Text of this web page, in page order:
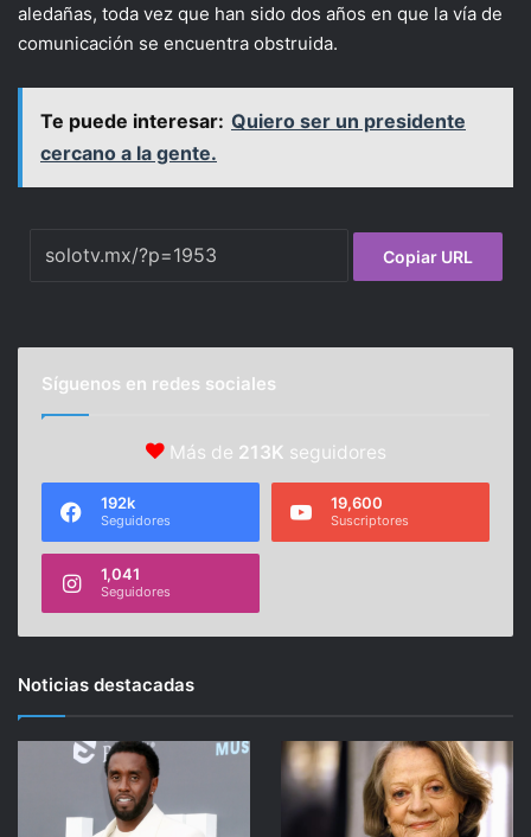
aledañas, toda vez que han sido dos años en que la vía de
comunicación se encuentra obstruida.
Te puede interesar: Quiero ser un presidente
cercano a la gente.
Copiar URL
Síguenos en redes sociales
Más de 213K seguidores
192k
Seguidores
19,600
Suscriptores
1,041
Seguidores
Noticias destacadas